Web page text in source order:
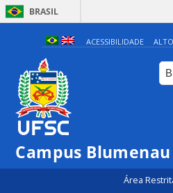
BRASIL
ACESSIBILIDADE
Campus Blumenau
Área